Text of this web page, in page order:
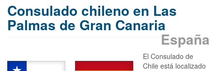
Consulado chileno en Las
Palmas de Gran Canaria
España
El Consulado de
Chile está localizado